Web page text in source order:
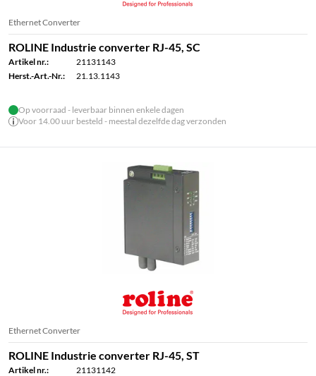
Ethernet Converter
ROLINE Industrie converter RJ-45, SC
Artikel nr.:
21131143
Herst.-Art.-Nr.:
21.13.1143
Op voorraad - leverbaar binnen enkele dagen
Voor 14.00 uur besteld - meestal dezelfde dag verzonden
Ethernet Converter
ROLINE Industrie converter RJ-45, ST
Artikel nr.:
21131142